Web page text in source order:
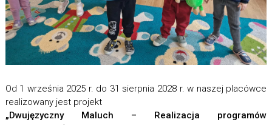
Od 1 września 2025 r. do 31 sierpnia 2028 r. w naszej placówce
realizowany jest projekt
„Dwujęzyczny Maluch – Realizacja programów